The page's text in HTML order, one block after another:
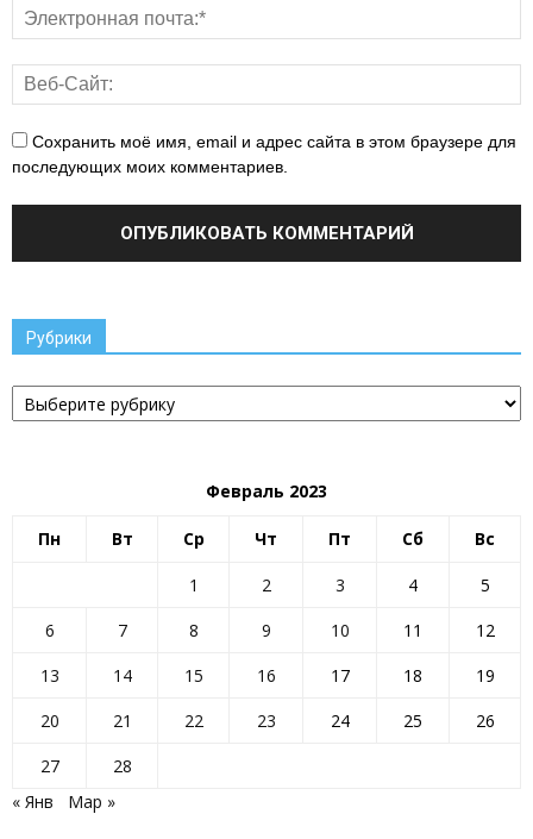
Сохранить моё имя, email и адрес сайта в этом браузере для
последующих моих комментариев.
Рубрики
Рубрики
Февраль 2023
Пн Вт Ср Чт Пт Сб Вс
1 2 3 4
5
6
7 8 9 10 11
12
13
14 15 16 17 18
19
20
21 22 23 24 25
26
27
28
« Янв
Мар »